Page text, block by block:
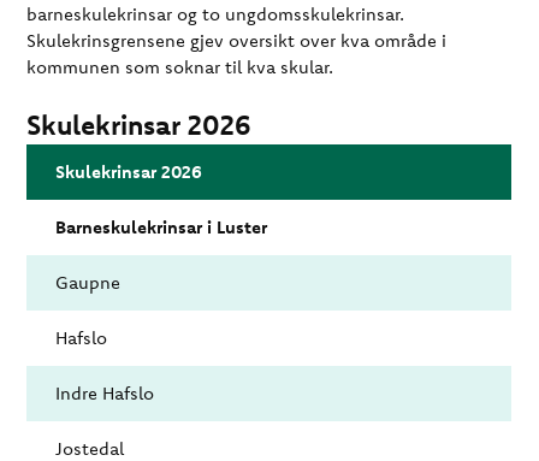
barneskulekrinsar og to ungdomsskulekrinsar.
Skulekrinsgrensene gjev oversikt over kva område i
kommunen som soknar til kva skular.
Skulekrinsar 2026
Skulekrinsar 2026
Barneskulekrinsar i Luster
Gaupne
Hafslo
Indre Hafslo
Jostedal